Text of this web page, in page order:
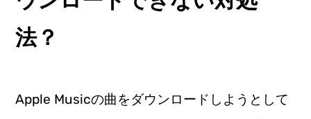
法？
Apple Musicの曲をダウンロードしようとして